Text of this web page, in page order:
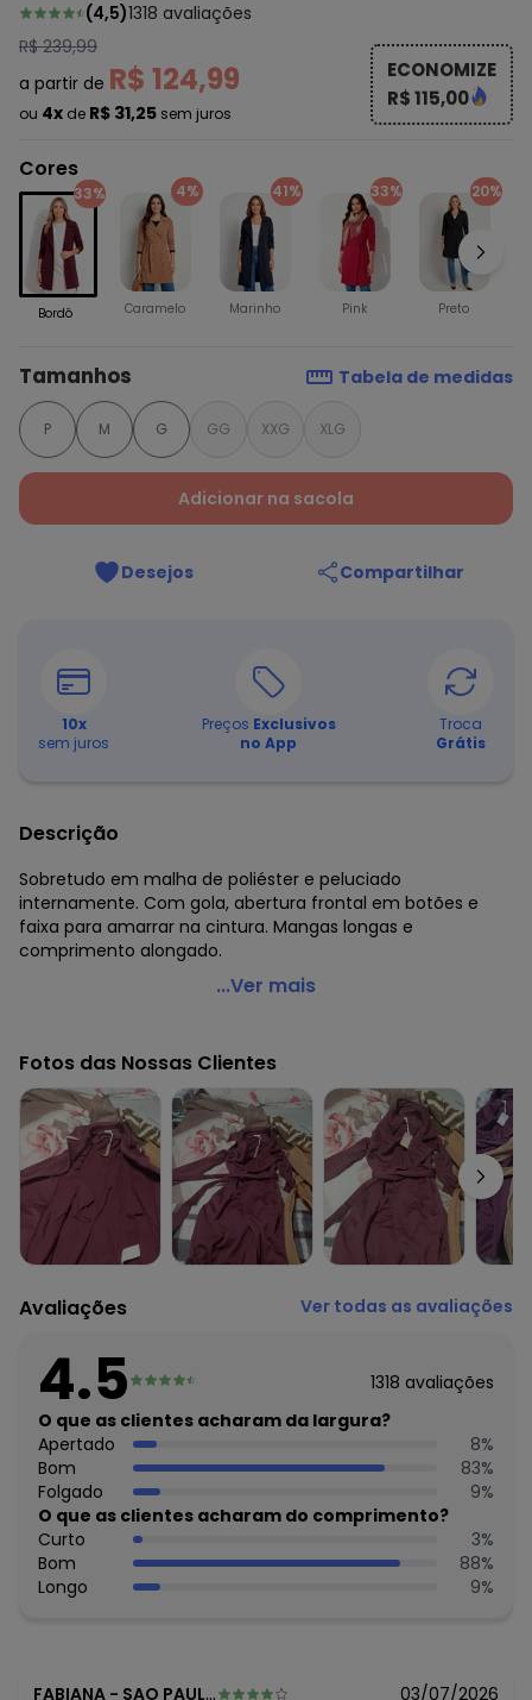
(4,5)1318 avaliações
R$ 239,99
a partir de R$ 124,99
ou 4x de R$ 31,25 sem juros
ECONOMIZE
R$ 115,00
Cores
33%
Bordô
4%
Caramelo
41%
Marinho
33%
Pink
20%
Preto
Tamanhos Tabela de medidas
P M G GG XXG XLG
Adicionar na sacola
Desejos Compartilhar
10x
sem juros
Preços Exclusivos
no App
Troca
Grátis
Descrição
Sobretudo em malha de poliéster e peluciado
internamente. Com gola, abertura frontal em botões e
faixa para amarrar na cintura. Mangas longas e
comprimento alongado.
Quintess - Sobretudo Alongado Bordô com Faixa e
Código do produto: 3466620
Modelagem: Solto
Comprimento da manga: Longa
Comprimento: Alongado
Cinto: No mesmo tecido
Complemento: Recorte anatômico
Fechamento: Botão
Tecido: Meia malha com pelucia
Composição: 100% poliéster
O preço apresentado abaixo é o menor oferecido em
agosto/2026
R$ 159,99
julho/2026 R$ 139,99
junho/2026
maio/2026 R$ 193,1
abril/2026 N/D*
março/2026 R$ 178,1
fevereiro/2026
...Ver mais
Fotos das Nossas Clientes
Avaliações Ver todas as avaliações
4.5 1318 avaliações
O que as clientes acharam da largura?
Apertado
8%
Bom
83%
Folgado
9%
O que as clientes acharam do comprimento?
Curto
3%
Bom
88%
Longo
9%
FABIANA - SAO PAULO - SP 03/07/2026